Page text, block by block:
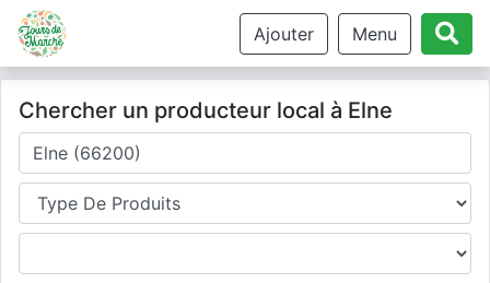
Ajouter Menu
Chercher un producteur local à Elne
Où cherchez-vous un producteur ?
Type de produits
Produits
Mode de livraison